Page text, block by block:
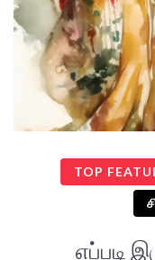
TOP
எப்படி